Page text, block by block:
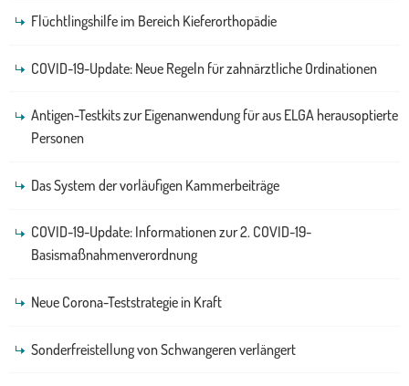
Flüchtlingshilfe im Bereich Kieferorthopädie
COVID-19-Update: Neue Regeln für zahnärztliche Ordinationen
Antigen-Testkits zur Eigenanwendung für aus ELGA herausoptierte
Personen
Das System der vorläufigen Kammerbeiträge
COVID-19-Update: Informationen zur 2. COVID-19-
Basismaßnahmenverordnung
Neue Corona-Teststrategie in Kraft
Sonderfreistellung von Schwangeren verlängert